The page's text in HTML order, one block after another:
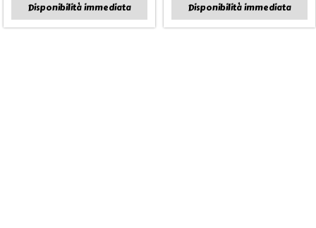
Disponibilità immediata Disponibilità immediata